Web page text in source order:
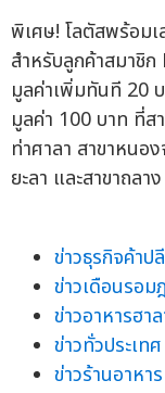
พิเศษ! โลตัสพร้อม
สำหรับลูกค้าสมาชิ
มูลค่าเพิ่มทันที 20
มูลค่า 100 บาท ที่ส
ท่าศาลา สาขาหนอ
ยะลา และสาขาถล
ข่าวธุรกิจค้าป
ข่าวเดือนรอม
ข่าวอาหารฮา
ข่าวทั่วประเทศ
ข่าวร้านอาหาร